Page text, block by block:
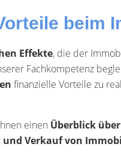
beim
Effekte, die der
Fachkompetenz
finanzielle Vorteile zu
einen Überblick
und Verkauf von